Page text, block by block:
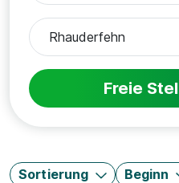
Freie
Sortierung Beginn